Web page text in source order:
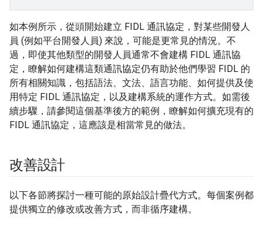
如本例所示，從頭開始建立 FIDL 通訊協定，對某些開發人
員 (例如平台開發人員) 來說，可能是更常見的情況。不
過，即使其他類型的開發人員通常不會建構 FIDL 通訊協
定，瞭解如何建構這類通訊協定仍有助於他們學習 FIDL 的
所有相關知識，包括語法、文法、語言功能、如何提供及使
用特定 FIDL 通訊協定，以及建構系統的運作方式。如需後
續步驟，請參閱這個基準後方的範例，瞭解如何擴充現有的
FIDL 通訊協定，這應該是相當常見的做法。
改善設計
以下各節將探討一種可能的原始設計疊代方式。每個案例都
提供獨立的修改或改善方式，而非循序建構。